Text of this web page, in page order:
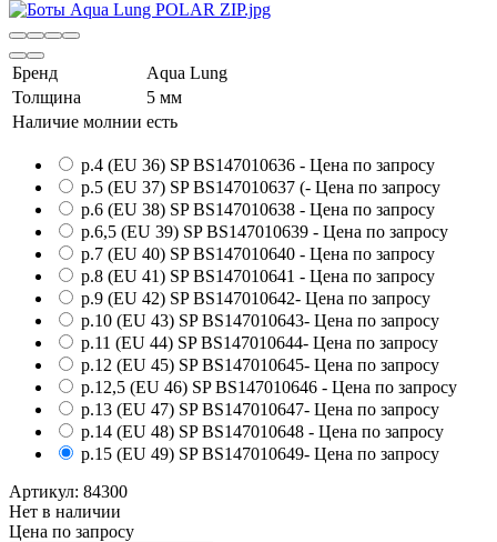
Бренд
Aqua Lung
Толщина
5 мм
Наличие молнии есть
р.4 (EU 36) SP BS147010636 - Цена по запросу
р.5 (EU 37) SP BS147010637 (- Цена по запросу
р.6 (EU 38) SP BS147010638 - Цена по запросу
р.6,5 (EU 39) SP BS147010639 - Цена по запросу
р.7 (EU 40) SP BS147010640 - Цена по запросу
р.8 (EU 41) SP BS147010641 - Цена по запросу
р.9 (EU 42) SP BS147010642- Цена по запросу
р.10 (EU 43) SP BS147010643- Цена по запросу
р.11 (EU 44) SP BS147010644- Цена по запросу
р.12 (EU 45) SP BS147010645- Цена по запросу
р.12,5 (EU 46) SP BS147010646 - Цена по запросу
р.13 (EU 47) SP BS147010647- Цена по запросу
р.14 (EU 48) SP BS147010648 - Цена по запросу
р.15 (EU 49) SP BS147010649- Цена по запросу
Артикул: 84300
Нет в наличии
Цена по запросу